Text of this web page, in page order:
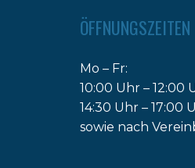
ÖFFNUNGSZEITEN
Mo – Fr:
10:00 Uhr – 12:00
14:30 Uhr – 17:00
sowie nach